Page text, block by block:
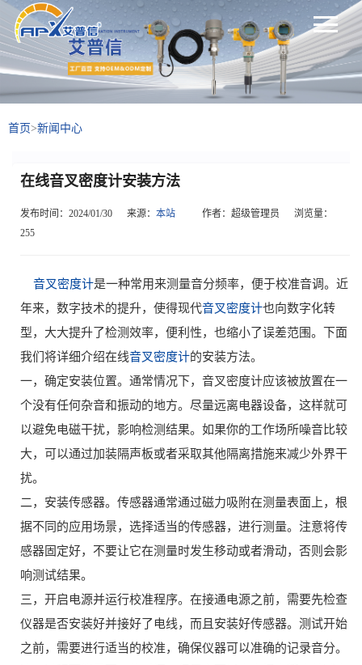
首页>新闻中心
在线音叉密度计安装方法
发布时间：2024/01/30 来源： 本站 作者：超级管理员
浏览量：
255
音叉密度计是一种常用来测量音分频率，便于校准音调。近
年来，数字技术的提升，使得现代音叉密度计也向数字化转
型，大大提升了检测效率，便利性，也缩小了误差范围。下面
我们将详细介绍在线音叉密度计的安装方法。
一，确定安装位置。通常情况下，音叉密度计应该被放置在一
个没有任何杂音和振动的地方。尽量远离电器设备，这样就可
以避免电磁干扰，影响检测结果。如果你的工作场所噪音比较
大，可以通过加装隔声板或者采取其他隔离措施来减少外界干
扰。
二，安装传感器。传感器通常通过磁力吸附在测量表面上，根
据不同的应用场景，选择适当的传感器，进行测量。注意将传
感器固定好，不要让它在测量时发生移动或者滑动，否则会影
响测试结果。
三，开启电源并运行校准程序。在接通电源之前，需要先检查
仪器是否安装好并接好了电线，而且安装好传感器。测试开始
之前，需要进行适当的校准，确保仪器可以准确的记录音分。